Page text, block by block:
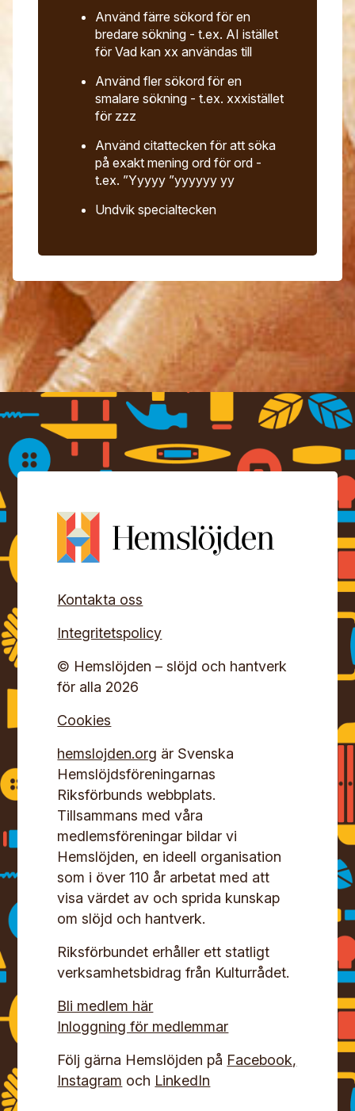
Använd färre sökord för en
bredare sökning - t.ex. AI istället
för Vad kan xx användas till
Använd fler sökord för en
smalare sökning - t.ex. xxxistället
för zzz
Använd citattecken för att söka
på exakt mening ord för ord -
t.ex. ”Yyyyy ”yyyyyy yy
Undvik specialtecken
Kontakta oss
Integritetspolicy
© Hemslöjden – slöjd och hantverk
för alla 2026
Cookies
hemslojden.org är Svenska
Hemslöjdsföreningarnas
Riksförbunds webbplats.
Tillsammans med våra
medlemsföreningar bildar vi
Hemslöjden, en ideell organisation
som i över 110 år arbetat med att
visa värdet av och sprida kunskap
om slöjd och hantverk.
Riksförbundet erhåller ett statligt
verksamhetsbidrag från Kulturrådet.
Bli medlem här
Inloggning för medlemmar
Följ gärna Hemslöjden på Facebook,
Instagram och LinkedIn